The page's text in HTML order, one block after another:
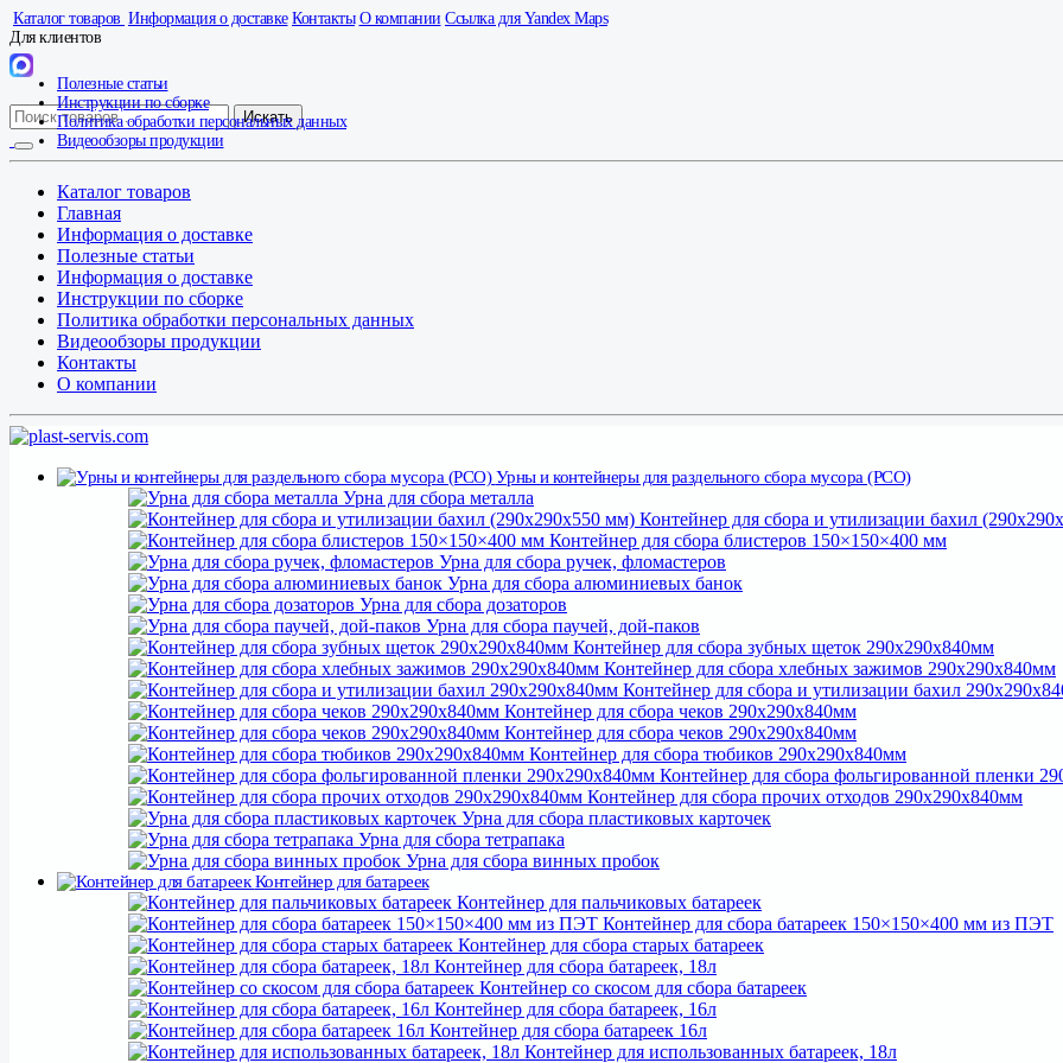
Каталог товаров Информация о доставке Контакты О компании Ссылка для Yandex Maps
Для клиентов
Полезные статьи
Инструкции по сборке
Политика обработки персональных данных
Видеообзоры продукции
Искать
Каталог товаров
Главная
Информация о доставке
Полезные статьи
Информация о доставке
Инструкции по сборке
Политика обработки персональных данных
Видеообзоры продукции
Контакты
О компании
Урны и контейнеры для раздельного сбора мусора (РСО)
Урна для сбора металла
Контейнер для сбора и утилизации бахил
Контейнер для сбора блистеров 150×150×400 мм
Урна для сбора ручек, фломастеров
Урна для сбора алюминиевых банок
Урна для сбора дозаторов
Урна для сбора паучей, дой-паков
Контейнер для сбора зубных щеток 290х290х840мм
Контейнер для сбора хлебных зажимов 290х290х840мм
Контейнер для сбора и утилизации бахил
Контейнер для сбора чеков 290х290х840мм
Контейнер для сбора чеков 290х290х840мм
Контейнер для сбора тюбиков 290х290х840мм
Контейнер для сбора фольгированной пленки
Контейнер для сбора прочих отходов 290х290х840мм
Урна для сбора пластиковых карточек
Урна для сбора тетрапака
Урна для сбора винных пробок
Урна для сбора электромелочей
Двойная урна для сбора батареек и крышечек
Двойная урна со скосом для батареек и крышечек
Урна для сбора чеков
Урна для сбора блистеров
Урна для сбора пластиковых карточек
Урна для винных пробок
Урна для сбора зубных щеток
Контейнер для батареек
Контейнер для пальчиковых батареек
Контейнер для сбора батареек 150×150×400 мм из ПЭТ
Контейнер для сбора старых батареек
Контейнер для сбора батареек, 18л
Контейнер со скосом для сбора батареек
Контейнер для сбора батареек, 16л
Контейнер для сбора батареек 16л
Контейнер для использованных батареек, 18л